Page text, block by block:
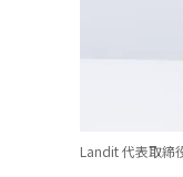
Landit 代表取締